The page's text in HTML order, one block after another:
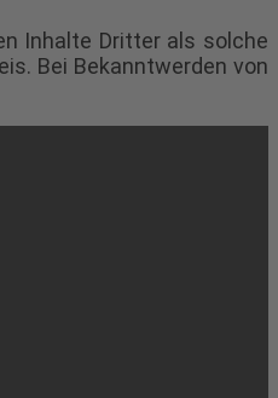
Inhalte Dritter als solche
Bei Bekanntwerden von